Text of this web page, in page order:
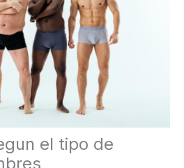
el tipo de